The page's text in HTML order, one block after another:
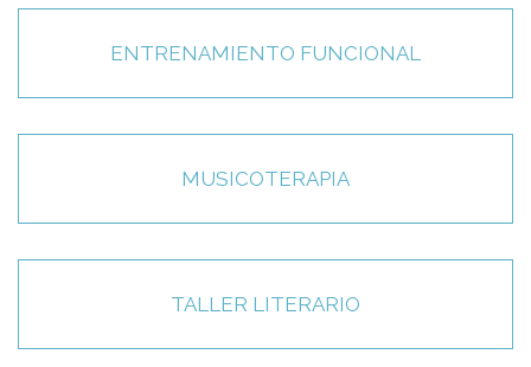
ENTRENAMIENTO FUNCIONAL
MUSICOTERAPIA
TALLER LITERARIO